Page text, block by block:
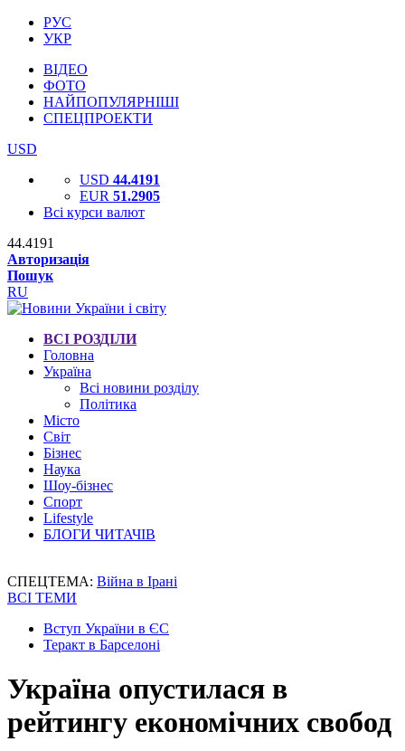
РУС
УКР
ВІДЕО
ФОТО
НАЙПОПУЛЯРНІШІ
СПЕЦПРОЕКТИ
USD
USD 44.4191
EUR 51.2905
Всі курси валют
44.4191
Авторизація
Пошук
RU
ВСІ РОЗДІЛИ
Головна
Україна
Всі новини розділу
Політика
Місто
Світ
Бізнес
Наука
Шоу-бізнес
Спорт
Lifestyle
БЛОГИ ЧИТАЧІВ
СПЕЦТЕМА: Війна в Ірані
ВСІ ТЕМИ
Вступ України в ЄС
Теракт в Барселоні
Україна опустилася в
рейтингу економічних свобод